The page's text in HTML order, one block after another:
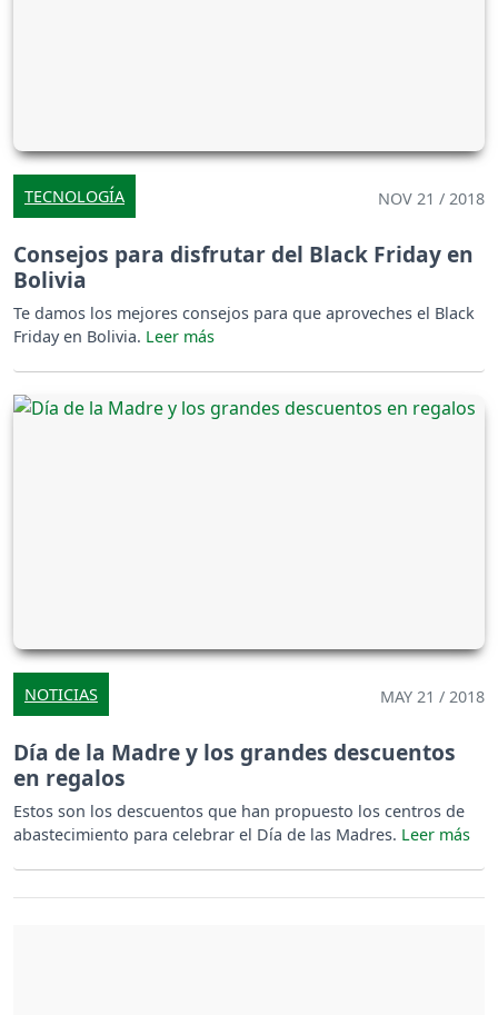
TECNOLOGÍA NOV 21 / 2018
Consejos para disfrutar del Black Friday en
Bolivia
Te damos los mejores consejos para que aproveches el Black
Friday en Bolivia.
NOTICIAS MAY 21 / 2018
Día de la Madre y los grandes descuentos
en regalos
Estos son los descuentos que han propuesto los centros de
abastecimiento para celebrar el Día de las Madres.